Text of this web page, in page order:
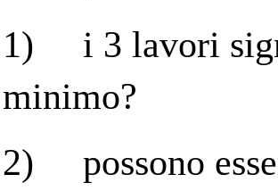
1)
i 3 lavori
minimo?
2)
possono